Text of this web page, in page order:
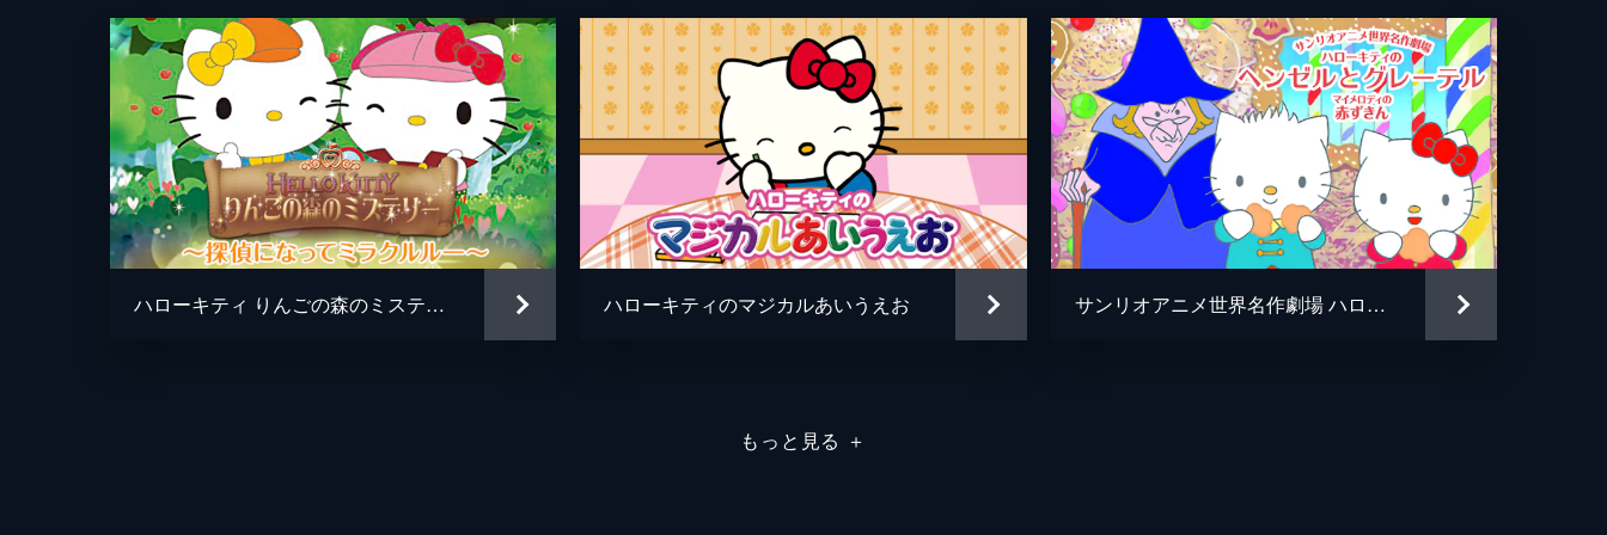
#4 ハローキティといっしょ きちんとしょくじ
おそとでごはんを食べるとき、きちんとマナーを守れるかな？キティはおしゃべりに夢中でしょくじが
進まず怒られてばかり…
8分
ハローキティ りんごの森のミステリー 探偵になってミラクルルー ハローキティのマジカルあいうえお サンリオアニメ世界名作劇場 ハローキティのヘンゼルとグレーテル／マイメロディの赤ずきん
もっと見る ＋